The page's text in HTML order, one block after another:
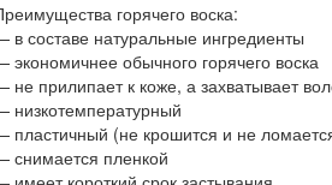
горячего воска:
в составе натуральные ингредиенты
экономичнее обычного горячего воска
не прилипает к коже, а захватывает
низкотемпературный
пластичный (не крошится и не
снимается пленкой